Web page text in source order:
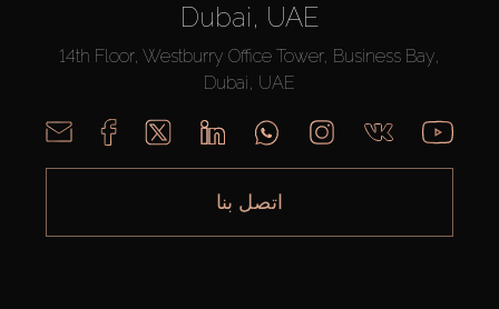
Dubai, UAE
14th Floor, Westburry Office Tower, Business Bay,
Dubai, UAE
اتصل بنا